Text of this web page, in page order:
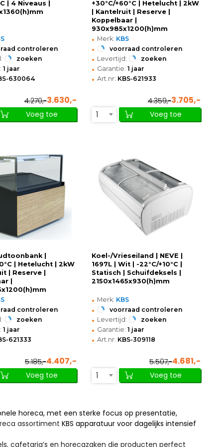
| 4 Niveaus |
controleren
zoeken
1 jaar
630064
4.270,-3.630,-
Voeg toe
+30°C/+60°C | Hetelucht | 2kW
| Kantelruit | Reserve |
Koppelbaar |
930x985x1200(h)mm
• Merk: KBS
• voorraad controleren
• Levertijd: zoeken
• Garantie: 1 jaar
• Art.nr: KBS-621933
4.359,-3.705,-
1
Voeg toe
|
| Hetelucht | 2kW
| Reserve |
|
controleren
zoeken
1 jaar
621333
5.185,-4.407,-
Voeg toe
Koel-/Vrieseiland | NEVE |
1697L | Wit | -22°C/+10°C |
Statisch | Schuifdeksels |
2150x1465x930(h)mm
• Merk: KBS
• voorraad controleren
• Levertijd: zoeken
• Garantie: 1 jaar
• Art.nr: KBS-309118
5.507,-4.681,-
1
Voeg toe
horeca, met een sterke focus op presentatie,
assortiment KBS apparatuur voor dagelijks intensief
cafetaria’s en horecazaken die producten perfect